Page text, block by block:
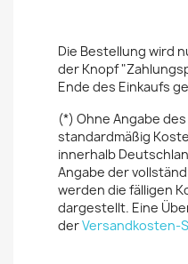
Die Bestellung wird
der Knopf
Ende des Einkaufs
(*) Ohne Angabe
standardmäßig
innerhalb
Angabe der
werden die fälligen
dargestellt. Eine
derVersandkosten-